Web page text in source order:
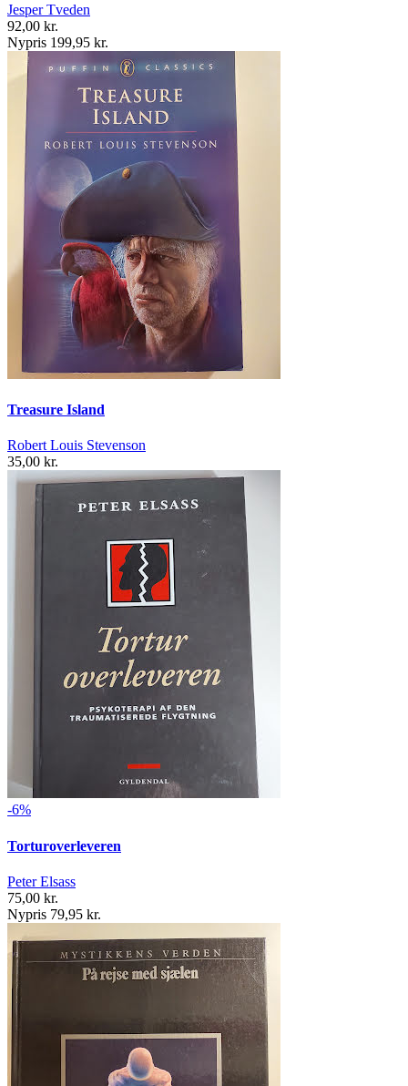
Jesper Tveden
92,00 kr.
Nypris 199,95 kr.
Treasure Island
Robert Louis Stevenson
35,00 kr.
-6%
Torturoverleveren
Peter Elsass
75,00 kr.
Nypris 79,95 kr.